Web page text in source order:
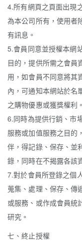
4.所有網頁之頁面出現
為本公司所有，使用者
有訊息。
5.會員同意並授權本網
目的，提供所需之會員
用，如會員不同意將其
內，可通知本網站於名
之購物優惠或獲獎權利。
6.同時為提供行銷、市
服務或加值服務之目的
伴，得記錄、保存、並
錄，同時在不揭露各該
7.對於會員所登錄之個
蒐集、處理、保存、傳
或服務、或作成會員統
研究。
七、終止授權